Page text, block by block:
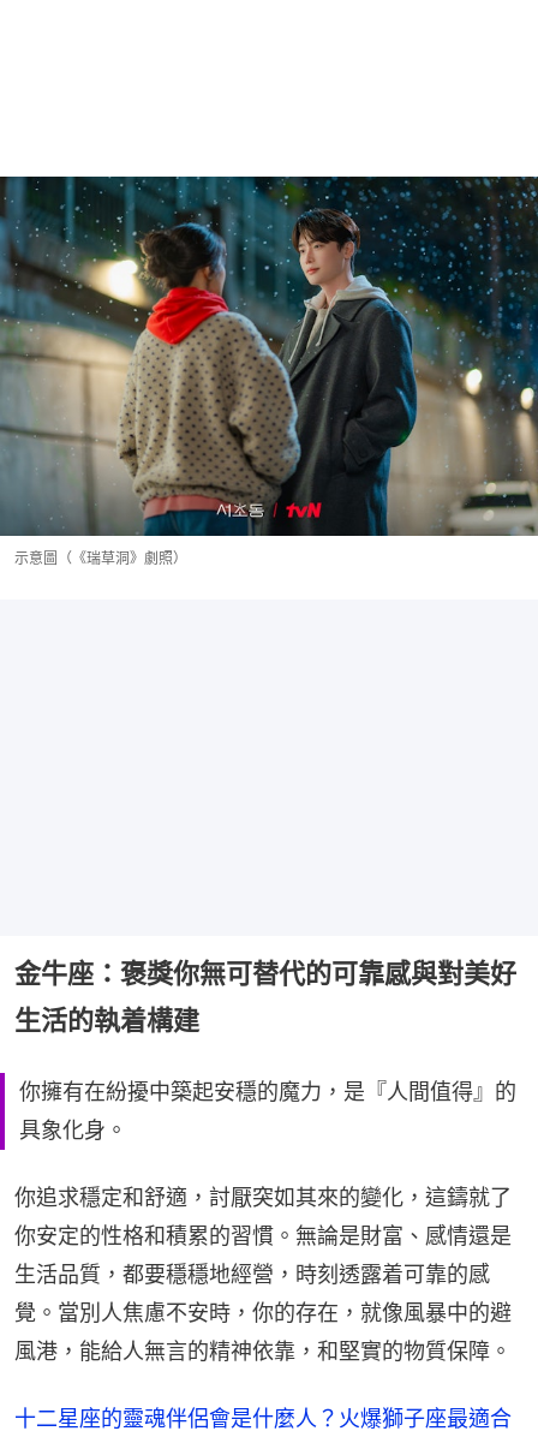
示意圖（《瑞草洞》劇照）
金牛座：褒獎你無可替代的可靠感與對美好
生活的執着構建
你擁有在紛擾中築起安穩的魔力，是『人間值得』的
具象化身。
你追求穩定和舒適，討厭突如其來的變化，這鑄就了
你安定的性格和積累的習慣。無論是財富、感情還是
生活品質，都要穩穩地經營，時刻透露着可靠的感
覺。當別人焦慮不安時，你的存在，就像風暴中的避
風港，能給人無言的精神依靠，和堅實的物質保障。
十二星座的靈魂伴侶會是什麼人？火爆獅子座最適合